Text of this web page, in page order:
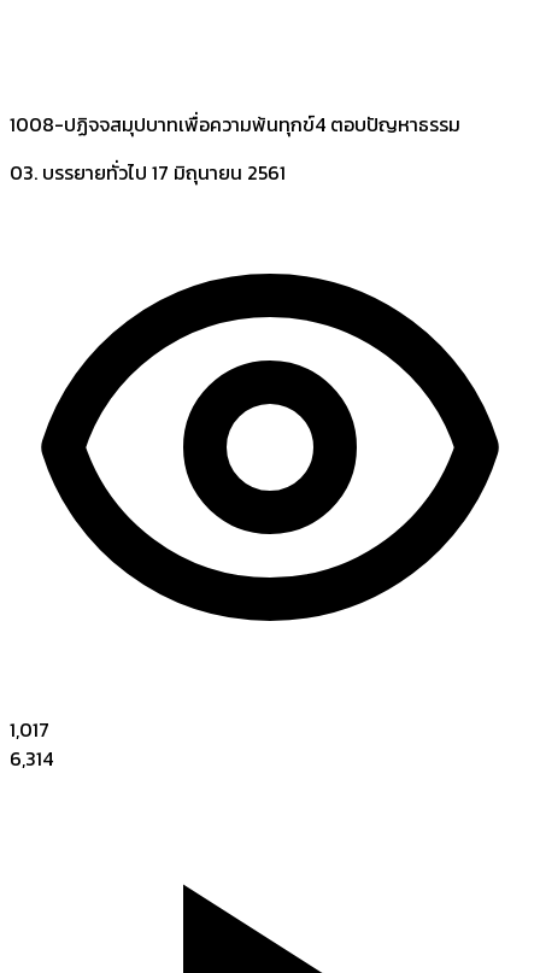
1008-ปฏิจจสมุปบาทเพื่อความพ้นทุกข์4 ตอบปัญหาธรรม
03. บรรยายทั่วไป 17 มิถุนายน 2561
1,017
6,314